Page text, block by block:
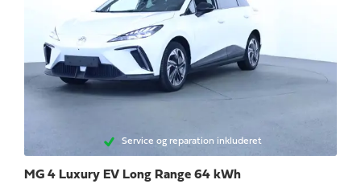
Service og reparation inkluderet
MG 4 Luxury EV Long Range 64 kWh